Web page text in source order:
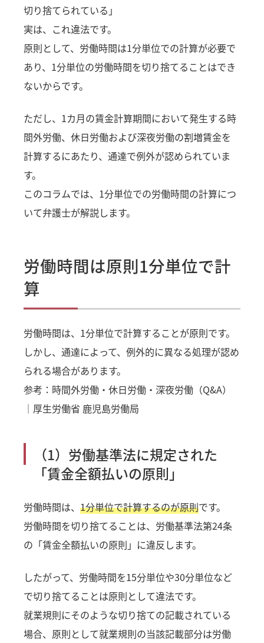
切り捨てられている」
実は、これ違法です。
原則として、労働時間は1分単位での計算が必要で
あり、1分単位の労働時間を切り捨てることはでき
ないからです。
ただし、1カ月の賃金計算期間において発生する時
間外労働、休日労働および深夜労働の割増賃金を
計算するにあたり、通達で例外が認められていま
す。
このコラムでは、1分単位での労働時間の計算につ
いて弁護士が解説します。
労働時間は原則1分単位で計
算
労働時間は、1分単位で計算することが原則です。
しかし、通達によって、例外的に異なる処理が認め
られる場合があります。
参考： 時間外労働・休日労働・深夜労働（Q&A）
｜厚生労働省 鹿児島労働局
（1）労働基準法に規定された
「賃金全額払いの原則」
労働時間は、1分単位で計算するのが原則です。
労働時間を切り捨てることは、労働基準法第24条
の「賃金全額払いの原則」に違反します。
したがって、労働時間を15分単位や30分単位など
で切り捨てることは原則として違法です。
就業規則にそのような切り捨ての記載されている
場合、原則として就業規則の当該記載部分は労働